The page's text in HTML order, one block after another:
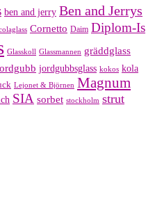
ben and jerry Ben and Jerrys
Cornetto Daim Diplom-Is
Glasskoll Glassmannen gräddglass
jordgubbsglass kokos kola
Lejonet & Björnen Magnum
SIA sorbet stockholm strut